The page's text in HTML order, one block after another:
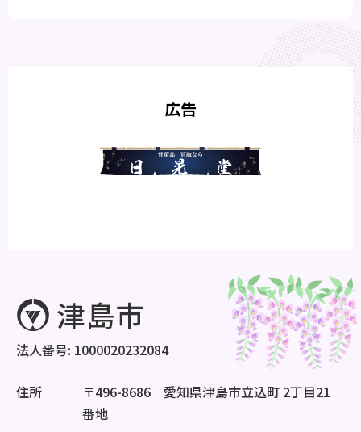
広告
法人番号: 1000020232084
住所
〒496-8686 愛知県津島市立込町 2丁目21
番地